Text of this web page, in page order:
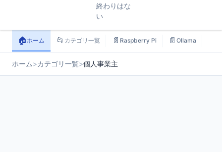
終わりはな
い
🏠ホーム 📂 カテゴリ一覧 📄 Raspberry Pi 📄 Ollama
ホーム>カテゴリ一覧>個人事業主